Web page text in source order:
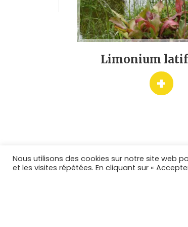
Limonium
+
LA PÉPINIÈRE
Nous utilisons des cookies sur notre site web
et les visites répétées. En cliquant sur «